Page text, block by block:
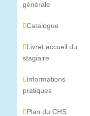
générale
Catalogue
Livret accueil du
stagiaire
Informations
pratiques
Plan du CHS